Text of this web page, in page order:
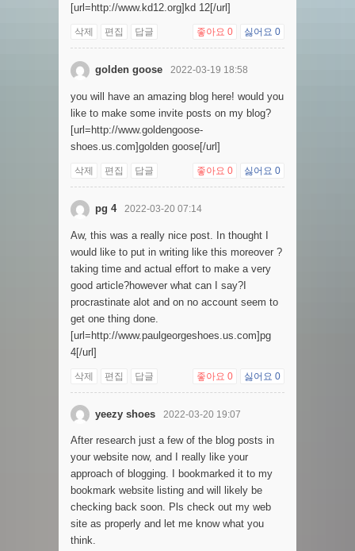
[url=http://www.kd12.org]kd 12[/url]
삭제 편집 답글 좋아요 0 싫어요 0
golden goose 2022-03-19 18:58
you will have an amazing blog here! would you
like to make some invite posts on my blog?
[url=http://www.goldengoose-
shoes.us.com]golden goose[/url]
삭제 편집 답글 좋아요 0 싫어요 0
pg 4 2022-03-20 07:14
Aw, this was a really nice post. In thought I
would like to put in writing like this moreover ?
taking time and actual effort to make a very
good article?however what can I say?I
procrastinate alot and on no account seem to
get one thing done.
[url=http://www.paulgeorgeshoes.us.com]pg
4[/url]
삭제 편집 답글 좋아요 0 싫어요 0
yeezy shoes 2022-03-20 19:07
After research just a few of the blog posts in
your website now, and I really like your
approach of blogging. I bookmarked it to my
bookmark website listing and will likely be
checking back soon. Pls check out my web
site as properly and let me know what you
think.